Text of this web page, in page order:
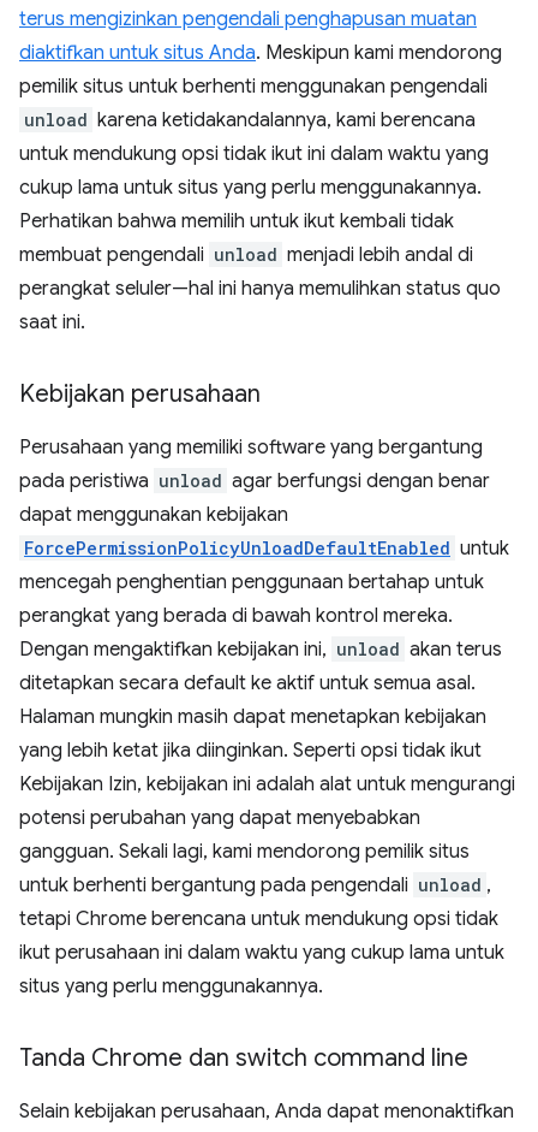
terus mengizinkan pengendali penghapusan muatan
diaktifkan untuk situs Anda. Meskipun kami mendorong
pemilik situs untuk berhenti menggunakan pengendali
unload karena ketidakandalannya, kami berencana
untuk mendukung opsi tidak ikut ini dalam waktu yang
cukup lama untuk situs yang perlu menggunakannya.
Perhatikan bahwa memilih untuk ikut kembali tidak
membuat pengendali unload menjadi lebih andal di
perangkat seluler—hal ini hanya memulihkan status quo
saat ini.
Kebijakan perusahaan
Perusahaan yang memiliki software yang bergantung
pada peristiwa unload agar berfungsi dengan benar
dapat menggunakan kebijakan
ForcePermissionPolicyUnloadDefaultEnabled untuk
mencegah penghentian penggunaan bertahap untuk
perangkat yang berada di bawah kontrol mereka.
Dengan mengaktifkan kebijakan ini, unload akan terus
ditetapkan secara default ke aktif untuk semua asal.
Halaman mungkin masih dapat menetapkan kebijakan
yang lebih ketat jika diinginkan. Seperti opsi tidak ikut
Kebijakan Izin, kebijakan ini adalah alat untuk mengurangi
potensi perubahan yang dapat menyebabkan
gangguan. Sekali lagi, kami mendorong pemilik situs
untuk berhenti bergantung pada pengendali unload ,
tetapi Chrome berencana untuk mendukung opsi tidak
ikut perusahaan ini dalam waktu yang cukup lama untuk
situs yang perlu menggunakannya.
Tanda Chrome dan switch command line
Selain kebijakan perusahaan, Anda dapat menonaktifkan